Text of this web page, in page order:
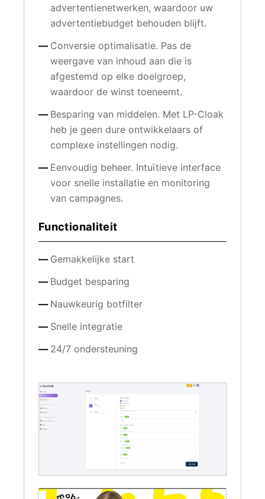
advertentienetwerken, waardoor uw
advertentiebudget behouden blijft.
Conversie optimalisatie. Pas de
weergave van inhoud aan die is
afgestemd op elke doelgroep,
waardoor de winst toeneemt.
Besparing van middelen. Met LP-Cloak
heb je geen dure ontwikkelaars of
complexe instellingen nodig.
Eenvoudig beheer. Intuïtieve interface
voor snelle installatie en monitoring
van campagnes.
Functionaliteit
Gemakkelijke start
Budget besparing
Nauwkeurig botfilter
Snelle integratie
24/7 ondersteuning